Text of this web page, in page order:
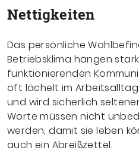
Nettigkeiten
Das persönliche
Betriebsklima hängen
funktionierenden
oft lächelt im
und wird sicherlich
Worte müssen nicht
werden, damit sie leben
auch ein Abreißzettel.